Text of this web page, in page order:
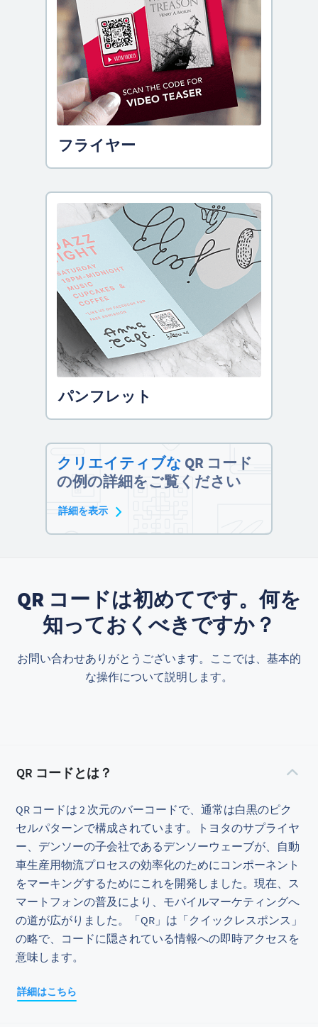
フライヤー
パンフレット
クリエイティブな QR コード
の例の詳細をご覧ください
詳細を表示
QR コードは初めてです。何を
知っておくべきですか？
お問い合わせありがとうございます。ここでは、基本的
な操作について説明します。
QR コードとは？
QR コードは 2 次元のバーコードで、通常は白黒のピク
セルパターンで構成されています。トヨタのサプライヤ
ー、デンソーの子会社であるデンソーウェーブが、自動
車生産用物流プロセスの効率化のためにコンポーネント
をマーキングするためにこれを開発しました。現在、ス
マートフォンの普及により、モバイルマーケティングへ
の道が広がりました。「QR」は「クイックレスポンス」
の略で、コードに隠されている情報への即時アクセスを
意味します。
詳細はこちら